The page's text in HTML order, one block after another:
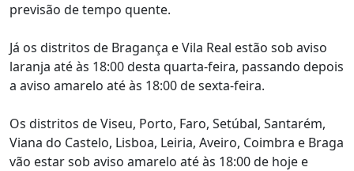
previsão de tempo quente.
Já os distritos de Bragança e Vila Real estão sob aviso
laranja até às 18:00 desta quarta-feira, passando depois
a aviso amarelo até às 18:00 de sexta-feira.
Os distritos de Viseu, Porto, Faro, Setúbal, Santarém,
Viana do Castelo, Lisboa, Leiria, Aveiro, Coimbra e Braga
vão estar sob aviso amarelo até às 18:00 de hoje e